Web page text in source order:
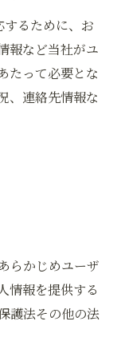
るために、お
報など当社がユ
たって必要とな
、連絡先情報な
らかじめユーザ
情報を提供する
護法その他の法